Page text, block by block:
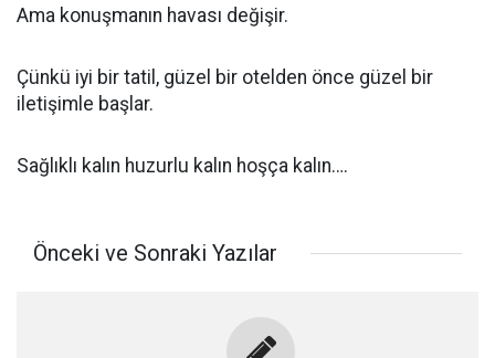
Ama konuşmanın havası değişir.
Çünkü iyi bir tatil, güzel bir otelden önce güzel bir
iletişimle başlar.
Sağlıklı kalın huzurlu kalın hoşça kalın….
Önceki ve Sonraki Yazılar